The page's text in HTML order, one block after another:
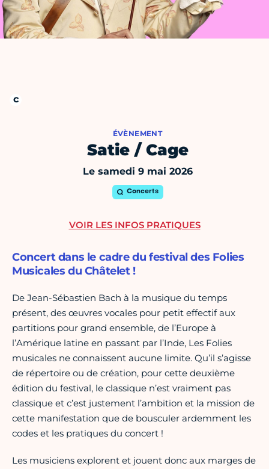
ÉVÈNEMENT
Satie / Cage
Le samedi 9 mai 2026
Concerts
Concert dans le cadre du festival des Folies
Musicales du Châtelet !
De Jean-Sébastien Bach à la musique du temps
présent, des œuvres vocales pour petit effectif aux
partitions pour grand ensemble, de l’Europe à
l’Amérique latine en passant par l’Inde, Les Folies
musicales ne connaissent aucune limite. Qu’il s’agisse
de répertoire ou de création, pour cette deuxième
édition du festival, le classique n’est vraiment pas
classique et c’est justement l’ambition et la mission de
cette manifestation que de bousculer ardemment les
codes et les pratiques du concert !
Les musiciens explorent et jouent donc aux marges de
VOIR LES INFOS PRATIQUES